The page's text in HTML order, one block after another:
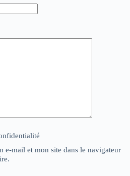
e-mail et mon site dans le navigateur